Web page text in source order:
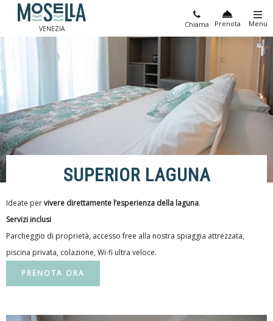
VENEZIA Chiama Prenota Menu
SUPERIOR LAGUNA
Ideate pervivere direttamente l’esperienza della laguna.
Servizi inclusi
Parcheggio di proprietà, accesso free alla nostra spiaggia attrezzata,
piscina privata, colazione, Wi-fi ultra veloce.
PRENOTA ORA